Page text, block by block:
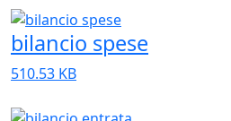
bilancio spese
510.53 KB